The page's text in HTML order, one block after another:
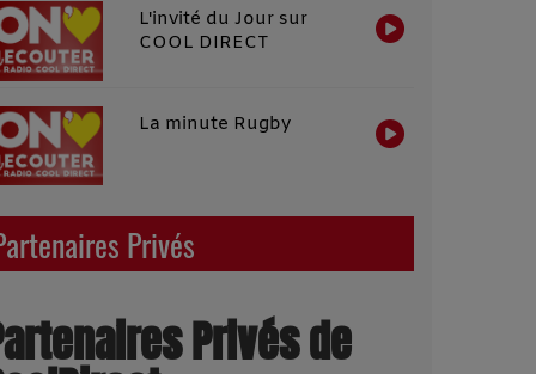
L'invité du Jour sur
COOL DIRECT
La minute Rugby
Privés
Privés de